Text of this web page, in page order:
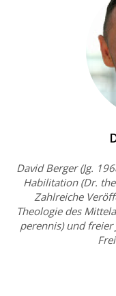
David Berger (Jg.
Habilitation (Dr.
Zahlreiche
Theologie des
perennis) und freier